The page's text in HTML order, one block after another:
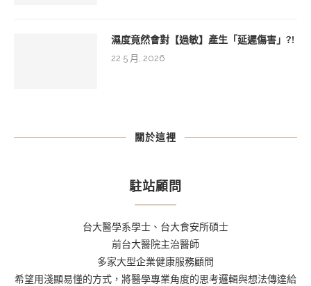
濕度竟然會對【過敏】產生「延遲傷害」?!
22 5 月, 2026
關於這裡
駐站顧問
台大醫學系學士、台大食安所碩士
前台大醫院主治醫師
多家大型企業健康服務顧問
希望用淺顯易懂的方式，將醫學專業角度的思考邏輯與想法傳達給